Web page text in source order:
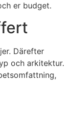
er budget.
Därefter
och arkitektur.